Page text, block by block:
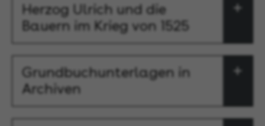
Herzog Ulrich und die
Bauern im Krieg von 1525
Grundbuchunterlagen in
Archiven